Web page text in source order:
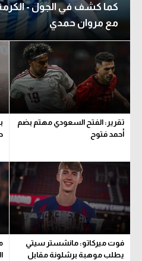
كما كشف في الجول - الكرمة
مع مروان حمدي
تقرير: الفتح السعودي مهتم بضم
أحمد فتوح
فوت ميركاتو: مانشستر سيتي
يطلب موهبة برشلونة مقابل